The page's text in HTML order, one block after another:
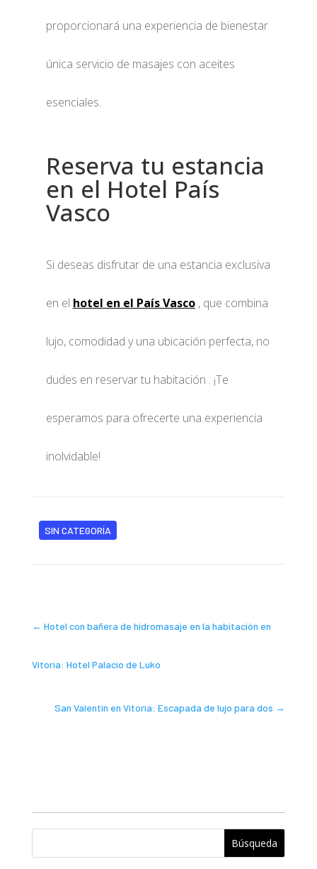
proporcionará una experiencia de bienestar
única servicio de masajes con aceites
esenciales.
Reserva tu estancia
en el Hotel País
Vasco
Si deseas disfrutar de una estancia exclusiva
en el hotel en el País Vasco, que combina
lujo, comodidad y una ubicación perfecta, no
dudes en reservar tu habitación . ¡Te
esperamos para ofrecerte una experiencia
inolvidable!
SIN CATEGORÍA
← Hotel con bañera de hidromasaje en la habitación en
Vitoria: Hotel Palacio de Luko
San Valentín en Vitoria: Escapada de lujo para dos →